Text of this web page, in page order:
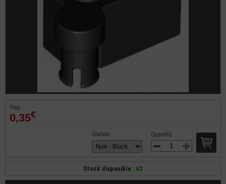
Pièce
0,35€
Quantité
Couleur
Stock disponible : 62